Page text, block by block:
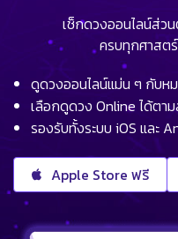
เช็กดวงออนไลน์ส่ว
ครบทุกศาสต
ดูดวงออนไลน์แม่น ๆ กับห
เลือกดูดวง Online ได้ตา
รองรับทั้งระบบ iOS และ
Apple Store ฟรี